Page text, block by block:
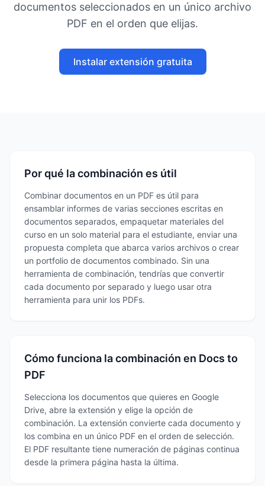
documentos seleccionados en un único archivo
PDF en el orden que elijas.
Instalar extensión gratuita
Por qué la combinación es útil
Combinar documentos en un PDF es útil para
ensamblar informes de varias secciones escritas en
documentos separados, empaquetar materiales del
curso en un solo material para el estudiante, enviar una
propuesta completa que abarca varios archivos o crear
un portfolio de documentos combinado. Sin una
herramienta de combinación, tendrías que convertir
cada documento por separado y luego usar otra
herramienta para unir los PDFs.
Cómo funciona la combinación en Docs to
PDF
Selecciona los documentos que quieres en Google
Drive, abre la extensión y elige la opción de
combinación. La extensión convierte cada documento y
los combina en un único PDF en el orden de selección.
El PDF resultante tiene numeración de páginas continua
desde la primera página hasta la última.